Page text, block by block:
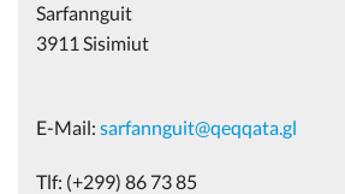
Sarfannguit
3911 Sisimiut
E-Mail: sarfannguit@qeqqata.gl
Tlf: (+299) 86 73 85